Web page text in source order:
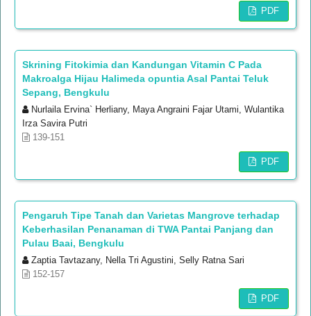
PDF
Skrining Fitokimia dan Kandungan Vitamin C Pada
Makroalga Hijau Halimeda opuntia Asal Pantai Teluk
Sepang, Bengkulu
Nurlaila Ervina` Herliany, Maya Angraini Fajar Utami, Wulantika
Irza Savira Putri
139-151
PDF
Pengaruh Tipe Tanah dan Varietas Mangrove terhadap
Keberhasilan Penanaman di TWA Pantai Panjang dan
Pulau Baai, Bengkulu
Zaptia Tavtazany, Nella Tri Agustini, Selly Ratna Sari
152-157
PDF